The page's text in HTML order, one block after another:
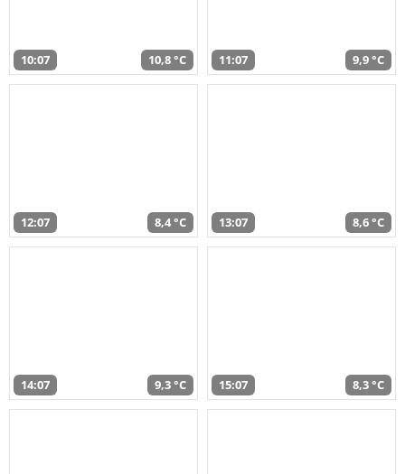
10:07 10,8 °C 11:07 9,9 °C
12:07 8,4 °C 13:07 8,6 °C
14:07 9,3 °C 15:07 8,3 °C